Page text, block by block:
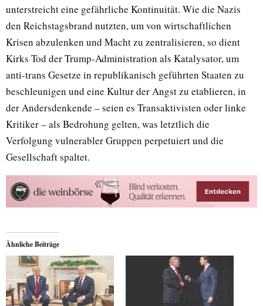
unterstreicht eine gefährliche Kontinuität. Wie die Nazis
den Reichstagsbrand nutzten, um von wirtschaftlichen
Krisen abzulenken und Macht zu zentralisieren, so dient
Kirks Tod der Trump-Administration als Katalysator, um
anti-trans Gesetze in republikanisch geführten Staaten zu
beschleunigen und eine Kultur der Angst zu etablieren, in
der Andersdenkende – seien es Transaktivisten oder linke
Kritiker – als Bedrohung gelten, was letztlich die
Verfolgung vulnerabler Gruppen perpetuiert und die
Gesellschaft spaltet.
Ähnliche Beiträge